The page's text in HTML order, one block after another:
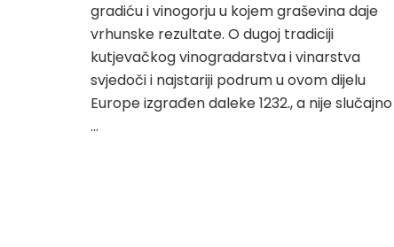
gradiću i vinogorju u kojem graševina daje
vrhunske rezultate. O dugoj tradiciji
kutjevačkog vinogradarstva i vinarstva
svjedoči i najstariji podrum u ovom dijelu
Europe izgrađen daleke 1232., a nije slučajno
…